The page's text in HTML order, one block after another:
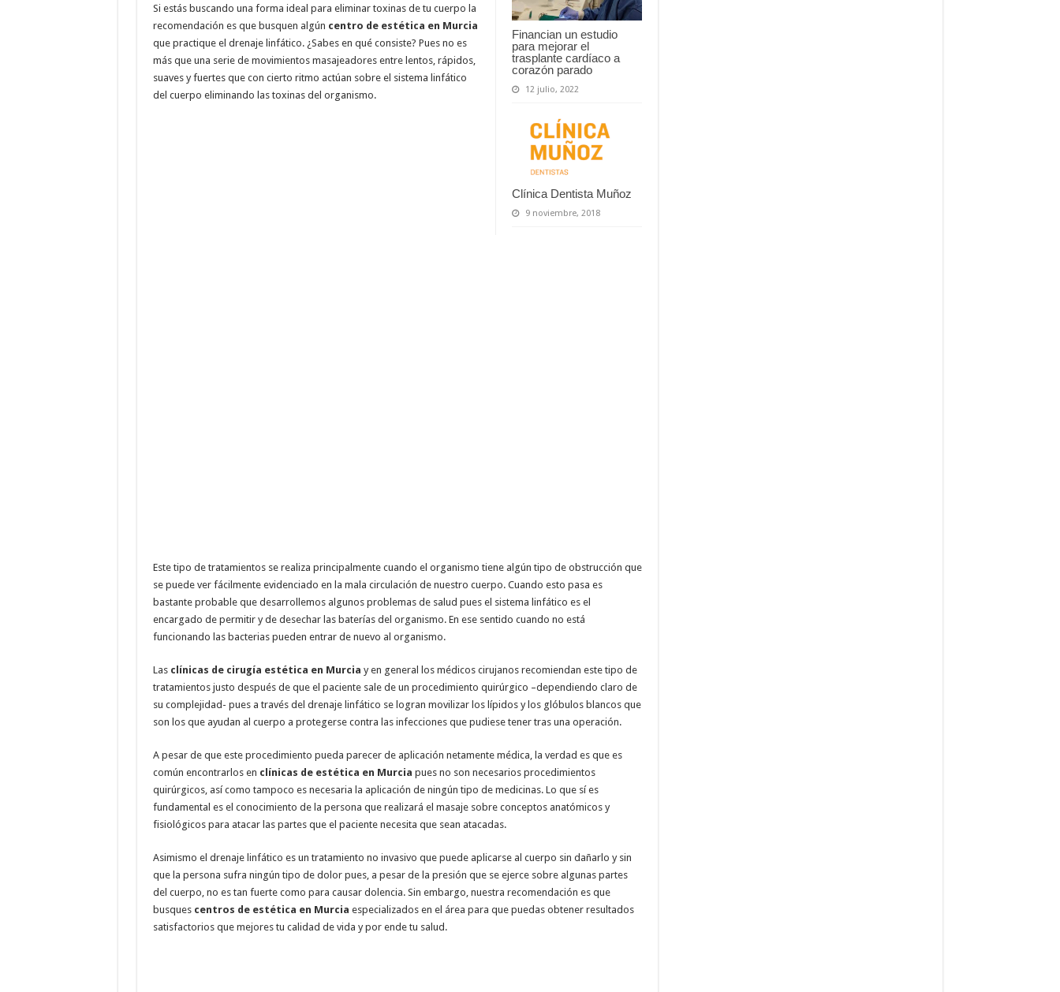
Financian un estudio
para mejorar el
trasplante cardíaco a
corazón parado
12 julio, 2022
Clínica Dentista Muñoz
9 noviembre, 2018
Si estás buscando una forma ideal para eliminar toxinas de tu cuerpo la
recomendación es que busquen algún centro de estética en Murcia
que practique el drenaje linfático. ¿Sabes en qué consiste? Pues no es
más que una serie de movimientos masajeadores entre lentos, rápidos,
suaves y fuertes que con cierto ritmo actúan sobre el sistema linfático
del cuerpo eliminando las toxinas del organismo.
Este tipo de tratamientos se realiza principalmente cuando el organismo tiene algún tipo de obstrucción que
se puede ver fácilmente evidenciado en la mala circulación de nuestro cuerpo. Cuando esto pasa es
bastante probable que desarrollemos algunos problemas de salud pues el sistema linfático es el
encargado de permitir y de desechar las baterías del organismo. En ese sentido cuando no está
funcionando las bacterias pueden entrar de nuevo al organismo.
Las clínicas de cirugía estética en Murcia y en general los médicos cirujanos recomiendan este tipo de
tratamientos justo después de que el paciente sale de un procedimiento quirúrgico –dependiendo claro de
su complejidad- pues a través del drenaje linfático se logran movilizar los lípidos y los glóbulos blancos que
son los que ayudan al cuerpo a protegerse contra las infecciones que pudiese tener tras una operación.
A pesar de que este procedimiento pueda parecer de aplicación netamente médica, la verdad es que es
común encontrarlos en clínicas de estética en Murcia pues no son necesarios procedimientos
quirúrgicos, así como tampoco es necesaria la aplicación de ningún tipo de medicinas. Lo que sí es
fundamental es el conocimiento de la persona que realizará el masaje sobre conceptos anatómicos y
fisiológicos para atacar las partes que el paciente necesita que sean atacadas.
Asimismo el drenaje linfático es un tratamiento no invasivo que puede aplicarse al cuerpo sin dañarlo y sin
que la persona sufra ningún tipo de dolor pues, a pesar de la presión que se ejerce sobre algunas partes
del cuerpo, no es tan fuerte como para causar dolencia. Sin embargo, nuestra recomendación es que
busques centros de estética en Murcia especializados en el área para que puedas obtener resultados
satisfactorios que mejores tu calidad de vida y por ende tu salud.